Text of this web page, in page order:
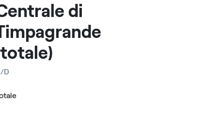
di
D